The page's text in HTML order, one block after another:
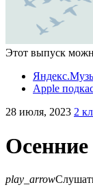
Этот выпуск
Apple
28 июля, 2023 2
play_arrow